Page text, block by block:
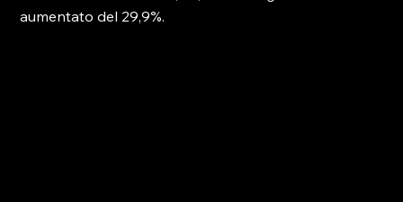
aumentato del 29,9%.